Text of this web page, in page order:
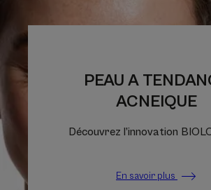
PEAU A
ACNEIQUE
Découvrez l’innovation
En savoir plus